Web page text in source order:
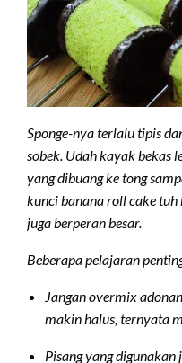
Sponge-nya terlalu tipis
sobek. Udah kayak bekas
yang dibuang ke tong
kunci banana roll cake
juga berperan besar.
Beberapa pelajaran
Jangan overmix
makin halus, ternyata
Pisang yang